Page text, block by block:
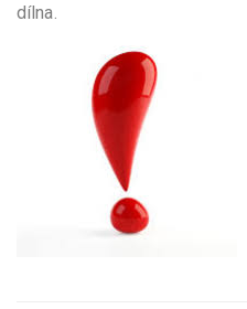
dílna.